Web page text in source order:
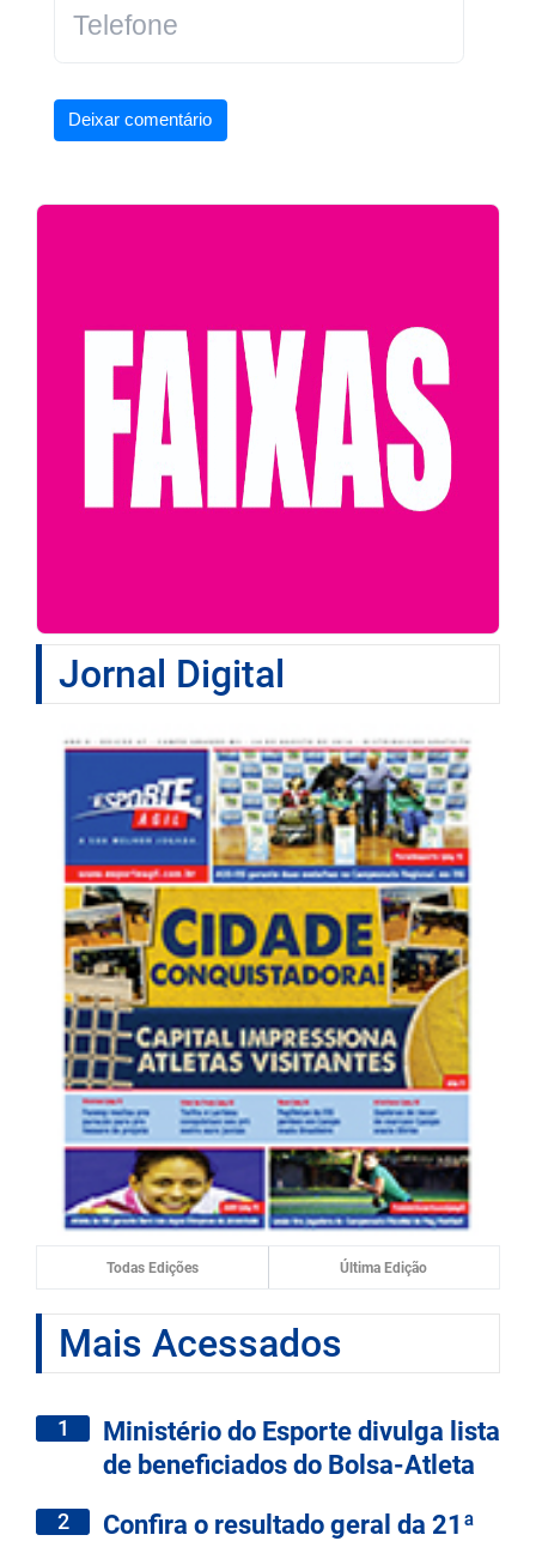
Deixar comentário
Jornal Digital
Todas Edições Última Edição
Mais Acessados
1
Ministério do Esporte divulga lista
de beneficiados do Bolsa-Atleta
2
Confira o resultado geral da 21ª